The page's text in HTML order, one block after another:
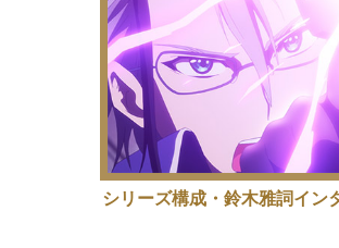
シリーズ構成・鈴木雅詞イン